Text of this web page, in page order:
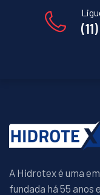
A Hidrotex é uma
fundada há 55 anos